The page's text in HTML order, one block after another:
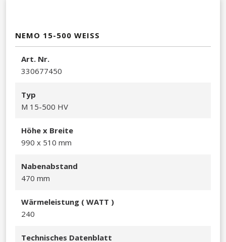
NEMO 15-500 WEISS
Art. Nr.
330677450​
Typ
M 15-500 HV
Höhe x Breite
990 x 510 mm​
Nabenabstand
470 mm
Wärmeleistung ( WATT )
240​
Technisches Datenblatt